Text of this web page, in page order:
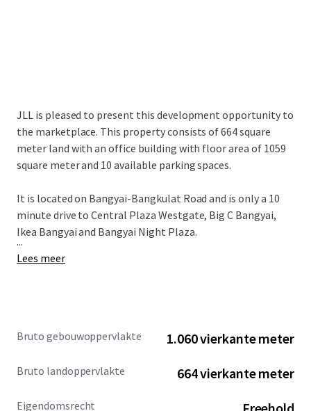
JLL is pleased to present this development opportunity to
the marketplace. This property consists of 664 square
meter land with an office building with floor area of 1059
square meter and 10 available parking spaces.
It is located on Bangyai-Bangkulat Road and is only a 10
minute drive to Central Plaza Westgate, Big C Bangyai,
Ikea Bangyai and Bangyai Night Plaza.
...
Lees meer
Bruto gebouwoppervlakte 1.060 vierkante meter
Bruto landoppervlakte 664 vierkante meter
Eigendomsrecht